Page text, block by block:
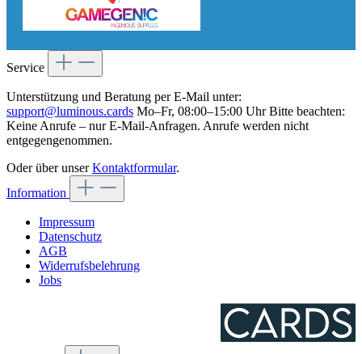
Service
Unterstützung und Beratung per E-Mail unter:
support@luminous.cards Mo–Fr, 08:00–15:00 Uhr Bitte beachten:
Keine Anrufe – nur E-Mail-Anfragen. Anrufe werden nicht
entgegengenommen.
Oder über unserKontaktformular.
Information
Impressum
Datenschutz
AGB
Widerrufsbelehrung
Jobs